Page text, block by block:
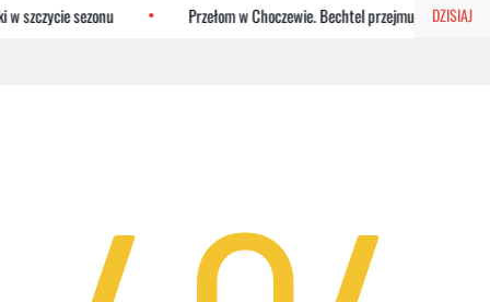
DZISIAJ
w szczycie sezonu Przełom w Choczewie. Bechtel przejmuje teren